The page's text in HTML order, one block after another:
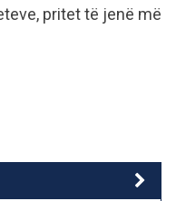
pritet të jenë më